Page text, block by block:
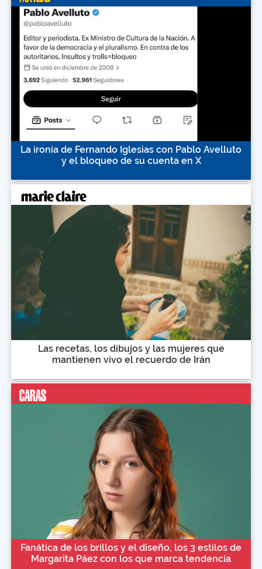
La ironía de Fernando Iglesias con Pablo Avelluto
y el bloqueo de su cuenta en X
Las recetas, los dibujos y las mujeres que
mantienen vivo el recuerdo de Irán
Fanática de los brillos y el diseño, los 3 estilos de
Margarita Páez con los que marca tendencia